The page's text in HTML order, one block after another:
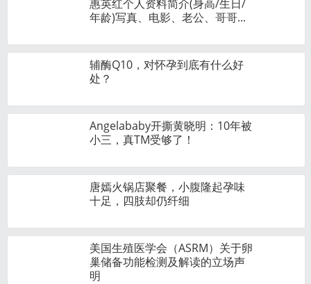
惠英红个人资料简介(身高/生日/
年龄)写真、电影、老公、哥哥...
辅酶Q10，对怀孕到底有什么好
处？
Angelababy开撕黄晓明：10年被
小三，真TM受够了！
唐嫣火锅店聚餐，小腹隆起孕味
十足，四肢却仍纤细
美国生殖医学会（ASRM）关于卵
巢储备功能检测及解读的立场声
明